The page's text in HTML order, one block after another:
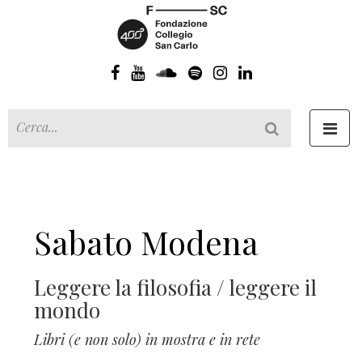
Sabato Modena
Leggere la filosofia / leggere il
mondo
Libri (e non solo) in mostra e in rete